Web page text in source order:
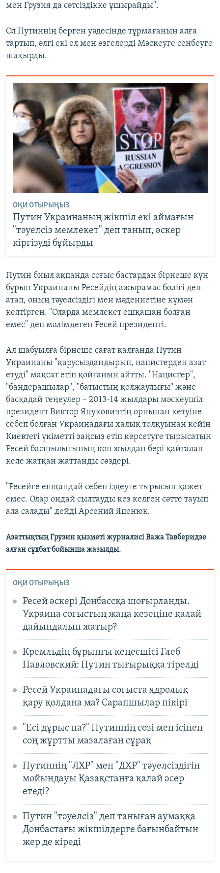
мен Грузия да сәтсіздікке ұшырайды".
Ол Путиннің берген уәдесінде тұрмағанын алға
тартып, әлгі екі ел мен өзгелерді Мәскеуге сенбеуге
шақырды.
ОҚИ ОТЫРЫҢЫЗ
Путин Украинаның жікшіл екі аймағын
"тәуелсіз мемлекет" деп танып, әскер
кіргізуді бұйырды
Путин биыл ақпанда соғыс бастардан бірнеше күн
бұрын Украинаны Ресейдің ажырамас бөлігі деп
атап, оның тәуелсіздігі мен мәдениетіне күмән
келтірген. "Оларда мемлекет ешқашан болған
емес" деп мәлімдеген Ресей президенті.
Ал шабуылға бірнеше сағат қалғанда Путин
Украинаны "қарусыздандырып, нацистерден азат
етуді" мақсат етіп қойғанын айтты. "Нацистер",
"бандерашылар", "батыстың қолжаулығы" және
басқадай теңеулер – 2013-14 жылдары мәскеушіл
президент Виктор Януковичтің орнынан кетуіне
себеп болған Украинадағы халық толқуынан кейін
Киевтегі үкіметті заңсыз етіп көрсетуге тырысатын
Ресей басшылығының көп жылдан бері қайталап
келе жатқан жаттанды сөздері.
"Ресейге ешқандай себеп іздеуге тырысып қажет
емес. Олар ондай сылтауды кез келген сәтте тауып
ала салады" дейді Арсений Яценюк.
Азаттықтың Грузин қызметі журналисі Важа Тавберидзе
алған сұхбат бойынша жазылды.
ОҚИ ОТЫРЫҢЫЗ
Ресей әскері Донбассқа шоғырланды.
Украина соғыстың жаңа кезеңіне қалай
дайындалып жатыр?
Кремльдің бұрынғы кеңесшісі Глеб
Павловский: Путин тығырыққа тірелді
Ресей Украинадағы соғыста ядролық
қару қолдана ма? Сарапшылар пікірі
"Есі дұрыс па?" Путиннің сөзі мен ісінен
соң жұртты мазалаған сұрақ
Путиннің "ЛХР" мен "ДХР" тәуелсіздігін
мойындауы Қазақстанға қалай әсер
етеді?
Путин "тәуелсіз" деп таныған аумаққа
Донбастағы жікшілдерге бағынбайтын
жер де кіреді